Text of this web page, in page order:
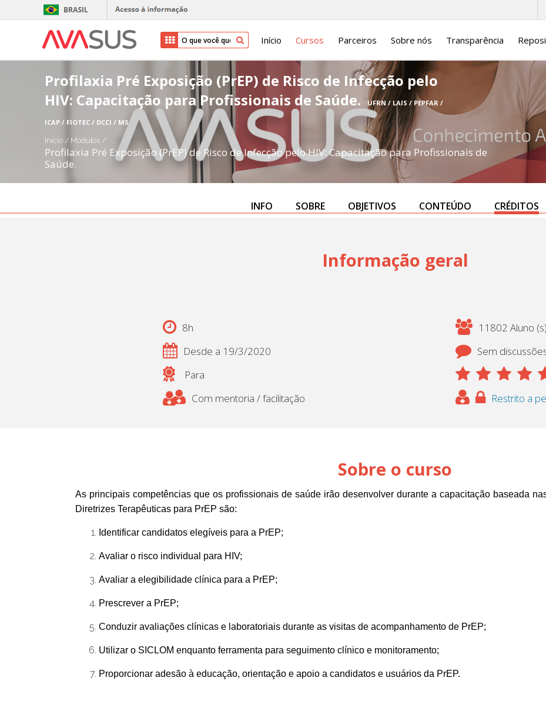
Início Cursos Parceiros Sobre nós Transparência
Profilaxia Pré Exposição (PrEP) de Risco de Infecção pelo
HIV: Capacitação para Profissionais de Saúde.
UFRN / LAIS / PEPFAR /
ICAP / FIOTEC / DCCI / MS
Início / Módulos/
Profilaxia Pré Exposição (PrEP) de Risco de Infecção pelo HIV: Capacitação para Profissionais de
Saúde.
INFO SOBRE OBJETIVOS CONTEÚDO CRÉDITOS
Informação geral
8h
11802 Aluno
Desde a 19/3/2020
Sem
Para
Com mentoria / facilitação
Restrito a
Sobre o curso
As principais competências que os profissionais de saúde irão desenvolver durante a capacitação baseada
Diretrizes Terapêuticas para PrEP são:
Identificar candidatos elegíveis para a PrEP;
Avaliar o risco individual para HIV;
Avaliar a elegibilidade clínica para a PrEP;
Prescrever a PrEP;
Conduzir avaliações clínicas e laboratoriais durante as visitas de acompanhamento de PrEP;
Utilizar o SICLOM enquanto ferramenta para seguimento clínico e monitoramento;
Proporcionar adesão à educação, orientação e apoio a candidatos e usuários da PrEP.